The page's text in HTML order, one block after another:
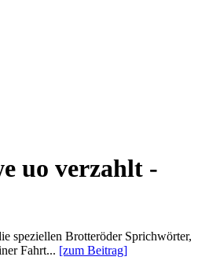
uo verzahlt -
speziellen Brotteröder Sprichwörter,
Fahrt... [zum Beitrag]